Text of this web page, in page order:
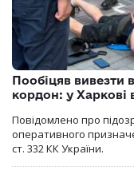
Пообіцяв вивезти
кордон: у Харкові
Повідомлено про
оперативного
ст. 332 КК України.